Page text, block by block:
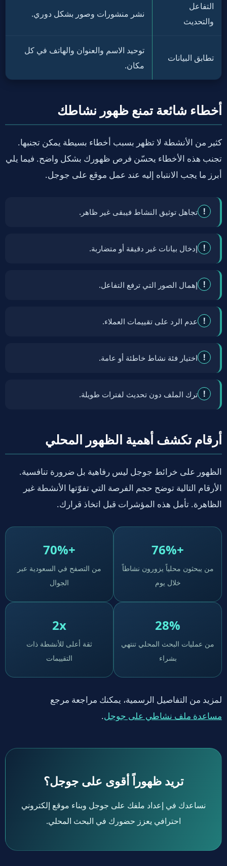
التفاعل
والتحديث
نشر منشورات وصور بشكل دوري.
تطابق البيانات
توحيد الاسم والعنوان والهاتف في كل
مكان.
أخطاء شائعة تمنع ظهور نشاطك
كثير من الأنشطة لا تظهر بسبب أخطاء بسيطة يمكن تجنبها.
تجنب هذه الأخطاء يحسّن فرص ظهورك بشكل واضح. فيما يلي
أبرز ما يجب الانتباه إليه عند عمل موقع على جوجل.
! تجاهل توثيق النشاط فيبقى غير ظاهر.
! إدخال بيانات غير دقيقة أو متضاربة.
! إهمال الصور التي ترفع التفاعل.
! عدم الرد على تقييمات العملاء.
! اختيار فئة نشاط خاطئة أو عامة.
! ترك الملف دون تحديث لفترات طويلة.
أرقام تكشف أهمية الظهور المحلي
الظهور على خرائط جوجل ليس رفاهية بل ضرورة تنافسية.
الأرقام التالية توضح حجم الفرصة التي تفوّتها الأنشطة غير
الظاهرة. تأمل هذه المؤشرات قبل اتخاذ قرارك.
+76%
من يبحثون محلياً يزورون نشاطاً
خلال يوم
+70%
من التصفح في السعودية عبر
الجوال
28%
من عمليات البحث المحلي تنتهي
بشراء
2x
ثقة أعلى للأنشطة ذات
التقييمات
لمزيد من التفاصيل الرسمية، يمكنك مراجعة مرجع
مساعدة ملف نشاطي على جوجل.
تريد ظهوراً أقوى على جوجل؟
نساعدك في إعداد ملفك على جوجل وبناء موقع إلكتروني
احترافي يعزز حضورك في البحث المحلي.